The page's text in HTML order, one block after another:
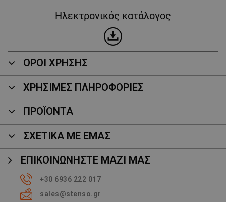
Ηλεκτρονικός κατάλογος
ΟΡΟΙ ΧΡΗΣΗΣ
ΧΡΗΣΙΜΕΣ ΠΛΗΡΟΦΟΡΙΕΣ
ΠΡΟΪΌΝΤΑ
ΣΧΕΤΙΚΑ ΜΕ ΕΜΑΣ
ΕΠΙΚΟΙΝΩΝΉΣΤΕ ΜΑΖΊ ΜΑΣ
+30 6936 222 017
sales@stenso.gr